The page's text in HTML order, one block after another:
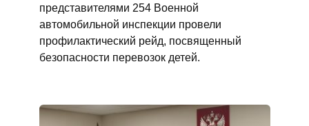
представителями 254 Военной
автомобильной инспекции провели
профилактический рейд, посвященный
безопасности перевозок детей.